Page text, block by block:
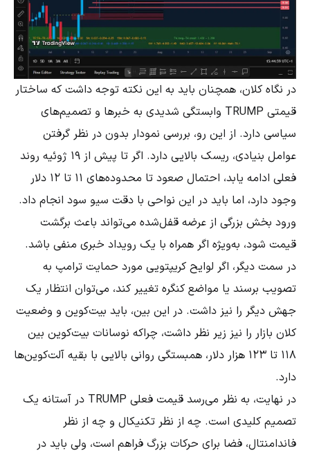
در نگاه کلان، همچنان باید به این نکته توجه داشت که ساختار
قیمتی TRUMP وابستگی شدیدی به خبرها و تصمیم‌های
سیاسی دارد. از این رو، بررسی نمودار بدون در نظر گرفتن
عوامل بنیادی، ریسک بالایی دارد. اگر تا پیش از ۱۹ ژوئیه روند
فعلی ادامه یابد، احتمال صعود تا محدوده‌های ۱۱ تا ۱۲ دلار
وجود دارد، اما باید در این نواحی با دقت سیو سود انجام داد.
ورود بخش بزرگی از عرضه قفل‌شده می‌تواند باعث برگشت
قیمت شود، به‌ویژه اگر همراه با یک رویداد خبری منفی باشد.
در سمت دیگر، اگر لوایح کریپتویی مورد حمایت ترامپ به
تصویب برسند یا مواضع کنگره تغییر کند، می‌توان انتظار یک
جهش دیگر را نیز داشت. در این بین، باید بیت‌کوین و وضعیت
کلان بازار را نیز زیر نظر داشت، چراکه نوسانات بیت‌کوین بین
۱۱۸ تا ۱۲۳ هزار دلار، همبستگی روانی بالایی با بقیه آلت‌کوین‌ها
دارد.
در نهایت، به نظر می‌رسد قیمت فعلی TRUMP در آستانه یک
تصمیم کلیدی است. چه از نظر تکنیکال و چه از نظر
فاندامنتال، فضا برای حرکات بزرگ فراهم است، ولی باید در